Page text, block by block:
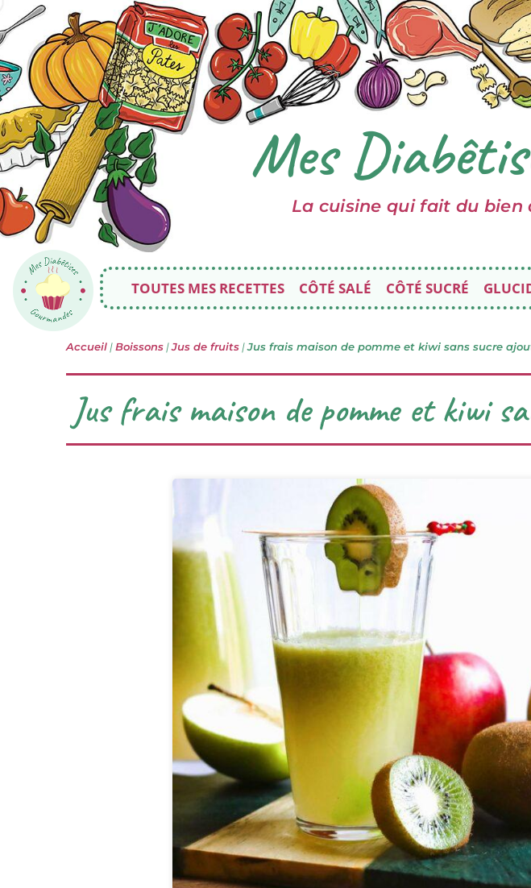
Mes
La cuisine qui fait du
TOUTES MES RECETTES CÔTÉ SALÉ CÔTÉ SUCRÉ
Accueil | Boissons |Jus de fruits |Jus frais maison de pomme et kiwi sans sucre
Jus frais maison de pomme et kiwi